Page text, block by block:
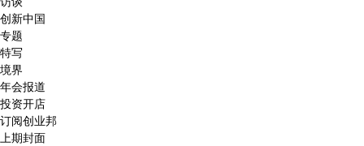
创新中国
专题
特写
境界
年会报道
投资开店
订阅创业邦
上期封面